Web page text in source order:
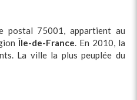
postal 75001, appartient au
Île-de-France. En 2010, la
La ville la plus peuplée du